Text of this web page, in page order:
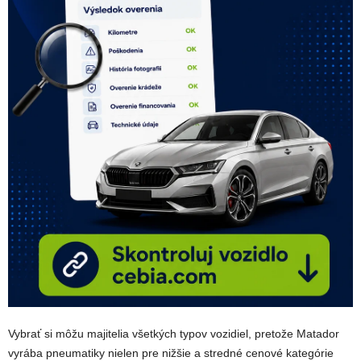
Vybrať si môžu majitelia všetkých typov vozidiel, pretože Matador
vyrába pneumatiky nielen pre nižšie a stredné cenové kategórie